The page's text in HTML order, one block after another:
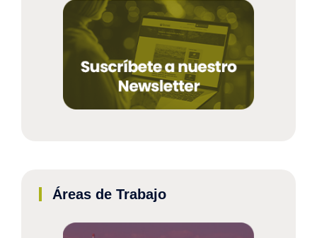
Áreas de Trabajo